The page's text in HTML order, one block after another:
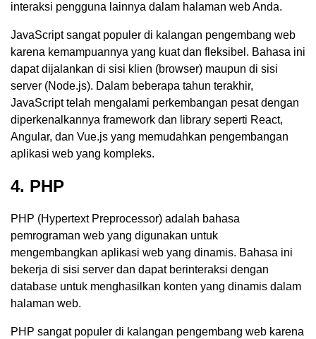
interaksi pengguna lainnya dalam halaman web Anda.
JavaScript sangat populer di kalangan pengembang web
karena kemampuannya yang kuat dan fleksibel. Bahasa ini
dapat dijalankan di sisi klien (browser) maupun di sisi
server (Node.js). Dalam beberapa tahun terakhir,
JavaScript telah mengalami perkembangan pesat dengan
diperkenalkannya framework dan library seperti React,
Angular, dan Vue.js yang memudahkan pengembangan
aplikasi web yang kompleks.
4. PHP
PHP (Hypertext Preprocessor) adalah bahasa
pemrograman web yang digunakan untuk
mengembangkan aplikasi web yang dinamis. Bahasa ini
bekerja di sisi server dan dapat berinteraksi dengan
database untuk menghasilkan konten yang dinamis dalam
halaman web.
PHP sangat populer di kalangan pengembang web karena